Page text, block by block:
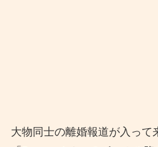
大物同士の離婚報道が入って